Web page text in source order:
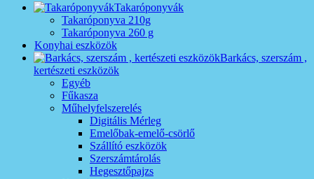
Takaróponyvák
Takaróponyva 210g
Takaróponyva 260 g
Konyhai eszközök
Barkács, szerszám ,
kertészeti eszközök
Egyéb
Fűkasza
Műhelyfelszerelés
Digitális Mérleg
Emelőbak-emelő-csörlő
Szállító eszközök
Szerszámtárolás
Hegesztőpajzs